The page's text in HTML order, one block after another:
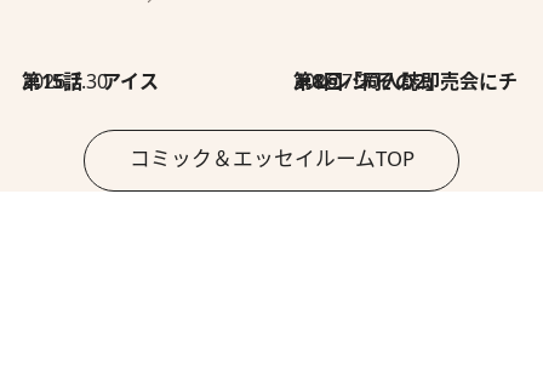
2026.7.30
第15話 アイス 2026.7.30
第8回「同人誌即売会にチャレンジ その2」
コミック＆エッセイルームTOP